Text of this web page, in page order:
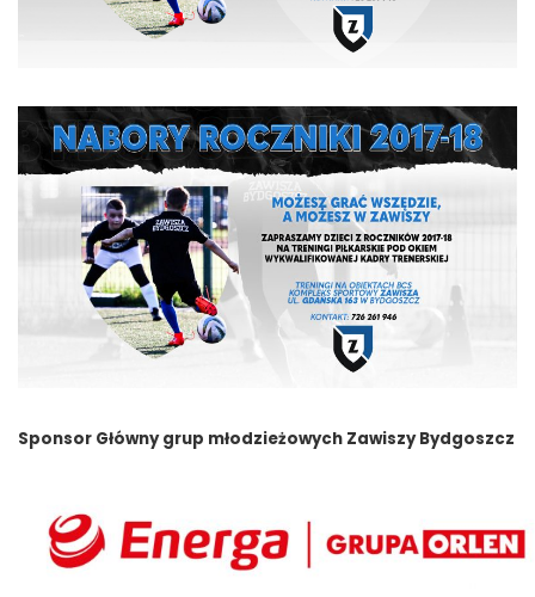
Sponsor Główny grup młodzieżowych Zawiszy Bydgoszcz